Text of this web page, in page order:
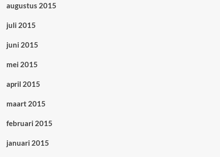
augustus 2015
juli 2015
juni 2015
mei 2015
april 2015
maart 2015
februari 2015
januari 2015